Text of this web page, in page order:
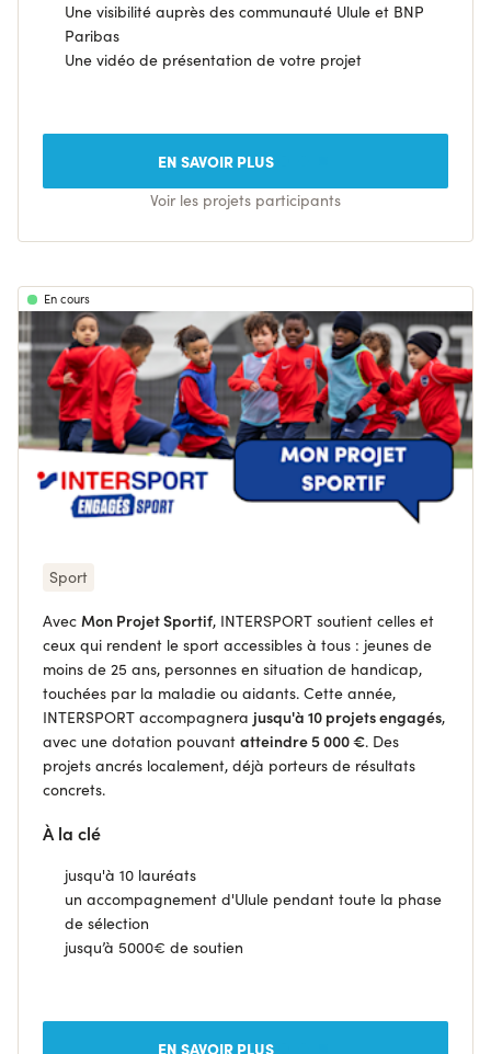
Une visibilité auprès des communauté Ulule et BNP
Paribas
Une vidéo de présentation de votre projet
EN SAVOIR PLUS
Voir les projets participants
En cours
Sport
Avec Mon Projet Sportif, INTERSPORT soutient celles et
ceux qui rendent le sport accessibles à tous : jeunes de
moins de 25 ans, personnes en situation de handicap,
touchées par la maladie ou aidants. Cette année,
INTERSPORT accompagnera jusqu'à 10 projets engagés,
avec une dotation pouvant atteindre 5 000 €. Des
projets ancrés localement, déjà porteurs de résultats
concrets.
À la clé
jusqu'à 10 lauréats
un accompagnement d'Ulule pendant toute la phase
de sélection
jusqu’à 5000€ de soutien
EN SAVOIR PLUS